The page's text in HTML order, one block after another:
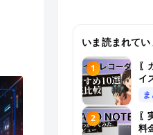
いま読まれて
1
〖
イ
2
〖
料